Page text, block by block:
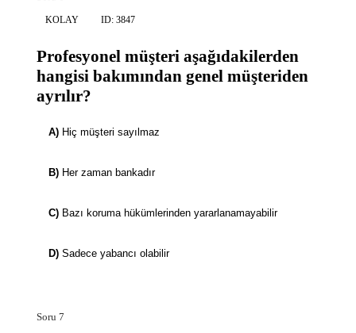
KOLAY ID: 3847
Profesyonel müşteri aşağıdakilerden
hangisi bakımından genel müşteriden
ayrılır?
A) Hiç müşteri sayılmaz
B) Her zaman bankadır
C) Bazı koruma hükümlerinden yararlanamayabilir
D) Sadece yabancı olabilir
Soru 7